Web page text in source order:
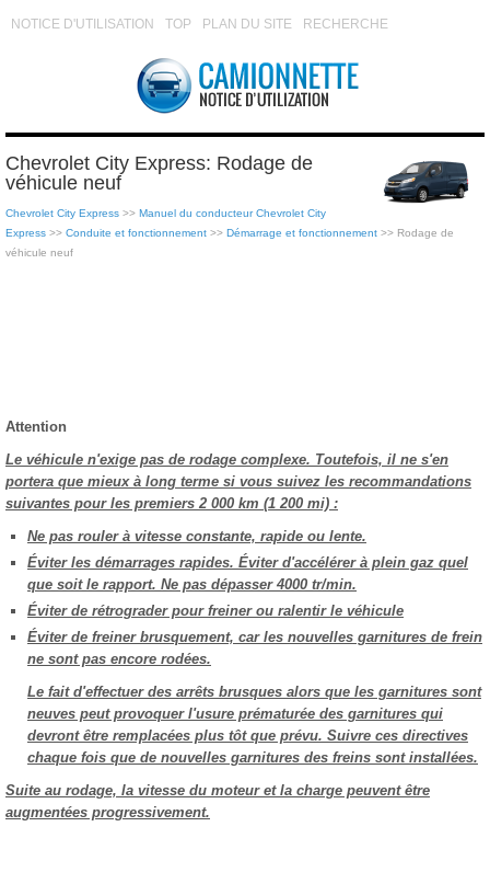
NOTICE D'UTILISATION TOP PLAN DU SITE RECHERCHE
Chevrolet City Express: Rodage de
véhicule neuf
Chevrolet City Express >> Manuel du conducteur Chevrolet City
Express >> Conduite et fonctionnement >> Démarrage et fonctionnement >> Rodage de
véhicule neuf
Attention
Le véhicule n'exige pas de rodage complexe. Toutefois, il ne s'en
portera que mieux à long terme si vous suivez les recommandations
suivantes pour les premiers 2 000 km (1 200 mi) :
Ne pas rouler à vitesse constante, rapide ou lente.
Éviter les démarrages rapides. Éviter d'accélérer à plein gaz quel
que soit le rapport. Ne pas dépasser 4000 tr/min.
Éviter de rétrograder pour freiner ou ralentir le véhicule
Éviter de freiner brusquement, car les nouvelles garnitures de frein
ne sont pas encore rodées.
Le fait d'effectuer des arrêts brusques alors que les garnitures sont
neuves peut provoquer l'usure prématurée des garnitures qui
devront être remplacées plus tôt que prévu. Suivre ces directives
chaque fois que de nouvelles garnitures des freins sont installées.
Suite au rodage, la vitesse du moteur et la charge peuvent être
augmentées progressivement.